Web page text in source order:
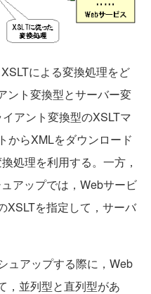
による変換処理をど
ント変換型とサーバー変
アント変換型のXSLTマ
からXMLをダウンロード
処理を利用する。一方，
アップでは，Webサービ
XSLTを指定して，サーバ
ュアップする際に，Web
，並列型と直列型があ